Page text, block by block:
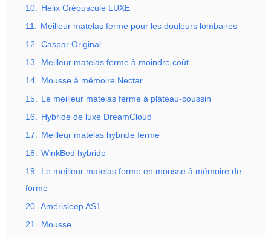
10. Helix Crépuscule LUXE
11. Meilleur matelas ferme pour les douleurs lombaires
12. Caspar Original
13. Meilleur matelas ferme à moindre coût
14. Mousse à mémoire Nectar
15. Le meilleur matelas ferme à plateau-coussin
16. Hybride de luxe DreamCloud
17. Meilleur matelas hybride ferme
18. WinkBed hybride
19. Le meilleur matelas ferme en mousse à mémoire de
forme
20. Amérisleep AS1
21. Mousse